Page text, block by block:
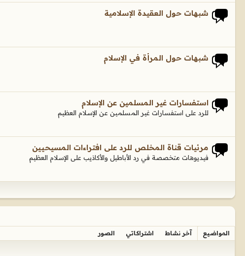
شبهات حول العقيدة الإسلامية
شبهات حول المرأة في الإسلام
استفسارات غير المسلمين عن الإسلام
للرد على استفسارات غير المسلمين عن الإسلام العظيم
مرئيات قناة المخلص للرد على افتراءات المسيحيين
فيديوهات متخصصة في رد الأباطيل والأكاذيب على الإسلام العظيم
المواضيع آخر نشاط اشتراكاتي الصور